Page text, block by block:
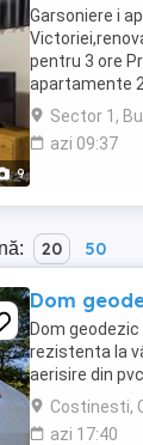
9
Garsoniere i
pentru 3 ore
apartamente
Sector 1,
azi 09:37
20 50
Dom
Dom
rezistenta la
aerisire din
Costinesti,
azi 17:40